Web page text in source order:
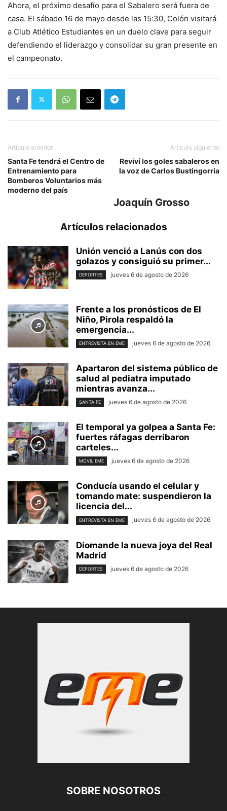
Ahora, el próximo desafío para el Sabalero será fuera de
casa. El sábado 16 de mayo desde las 15:30, Colón visitará
a Club Atlético Estudiantes en un duelo clave para seguir
defendiendo el liderazgo y consolidar su gran presente en
el campeonato.
Artículo anterior
Santa Fe tendrá el Centro de
Entrenamiento para
Bomberos Voluntarios más
moderno del país
Artículo siguiente
Reviví los goles sabaleros en
la voz de Carlos Bustingorria
Joaquín Grosso
Artículos relacionados
Unión venció a Lanús con dos
golazos y consiguió su primer...
DEPORTES jueves 6 de agosto de 2026
Frente a los pronósticos de El
Niño, Pirola respaldó la
emergencia...
ENTREVISTA EN EME jueves 6 de agosto de 2026
Apartaron del sistema público de
salud al pediatra imputado
mientras avanza...
SANTA FE jueves 6 de agosto de 2026
El temporal ya golpea a Santa Fe:
fuertes ráfagas derribaron
carteles...
MÓVIL EME jueves 6 de agosto de 2026
Conducía usando el celular y
tomando mate: suspendieron la
licencia del...
ENTREVISTA EN EME jueves 6 de agosto de 2026
Diomande la nueva joya del Real
Madrid
DEPORTES jueves 6 de agosto de 2026
SOBRE NOSOTROS